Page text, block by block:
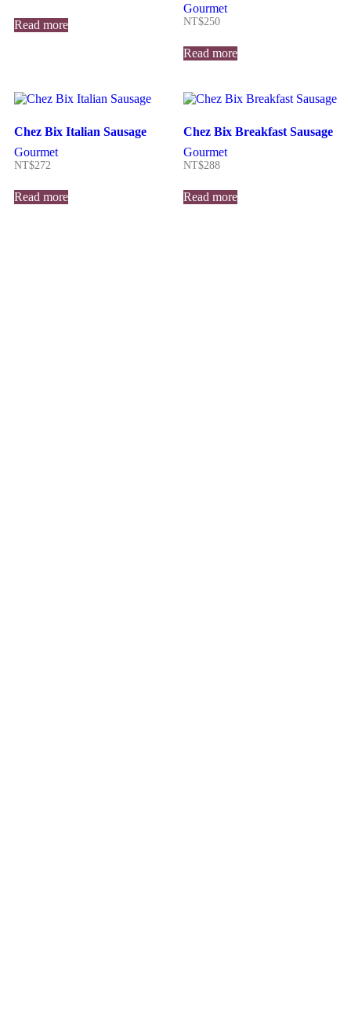
Read more
Gourmet
NT$250
Read more
Chez Bix Italian Sausage
Gourmet
NT$272
Read more
Chez Bix Breakfast Sausage
Gourmet
NT$288
Read more